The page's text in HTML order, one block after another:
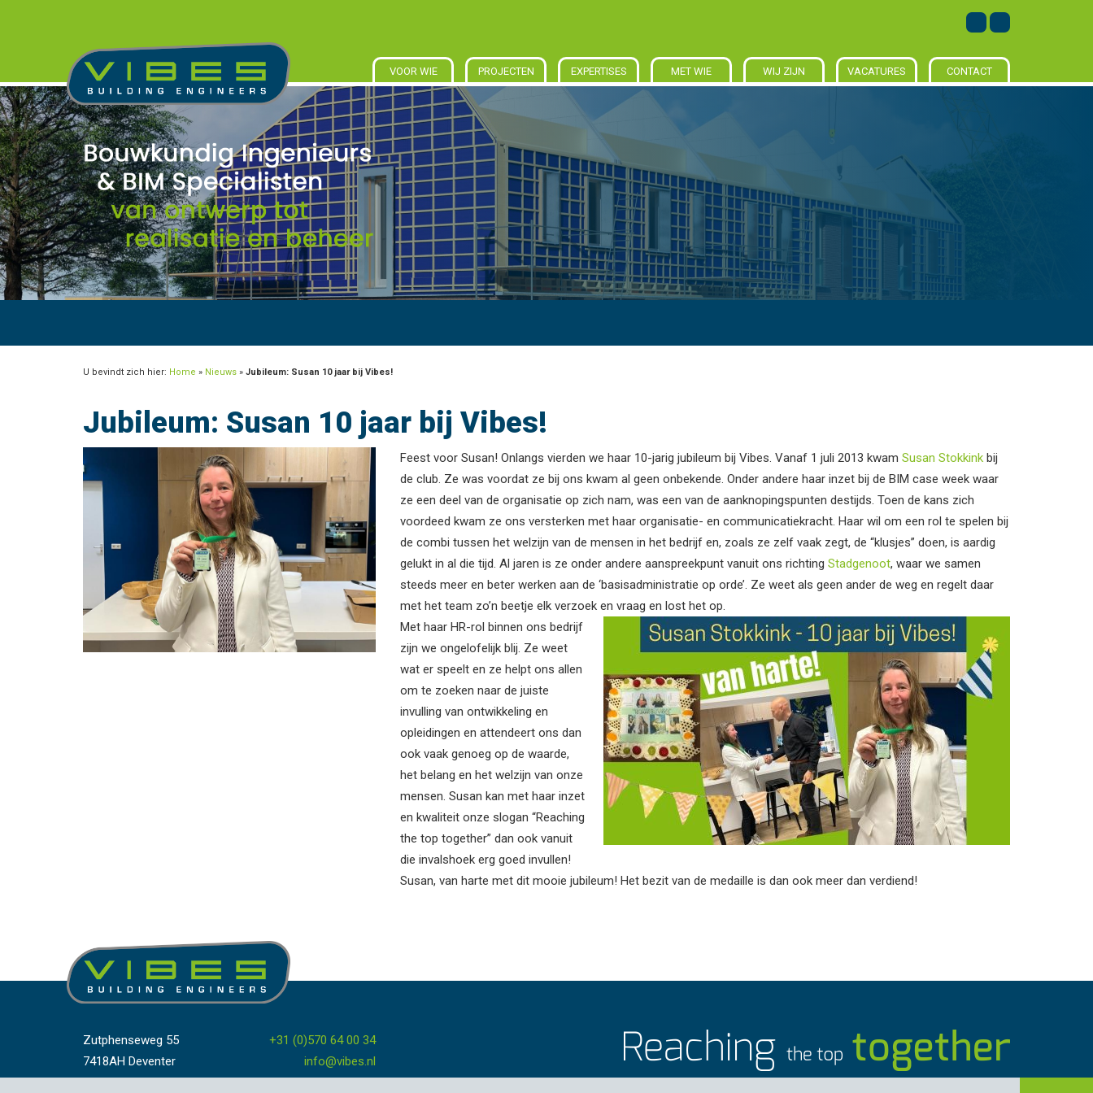
VOOR WIE PROJECTEN EXPERTISES MET WIE WIJ ZIJN VACATURES CONTACT
U bevindt zich hier: Home » Nieuws » Jubileum: Susan 10 jaar bij Vibes!
Jubileum: Susan 10 jaar bij Vibes!
Feest voor Susan! Onlangs vierden we haar 10-jarig jubileum bij Vibes. Vanaf 1 juli 2013 kwam Susan Stokkink bij
de club. Ze was voordat ze bij ons kwam al geen onbekende. Onder andere haar inzet bij de BIM case week waar
ze een deel van de organisatie op zich nam, was een van de aanknopingspunten destijds. Toen de kans zich
voordeed kwam ze ons versterken met haar organisatie- en communicatiekracht. Haar wil om een rol te spelen bij
de combi tussen het welzijn van de mensen in het bedrijf en, zoals ze zelf vaak zegt, de “klusjes” doen, is aardig
gelukt in al die tijd. Al jaren is ze onder andere aanspreekpunt vanuit ons richting Stadgenoot, waar we samen
steeds meer en beter werken aan de ‘basisadministratie op orde’. Ze weet als geen ander de weg en regelt daar
met het team zo’n beetje elk verzoek en vraag en lost het op.
Met haar HR-rol binnen ons bedrijf
zijn we ongelofelijk blij. Ze weet
wat er speelt en ze helpt ons allen
om te zoeken naar de juiste
invulling van ontwikkeling en
opleidingen en attendeert ons dan
ook vaak genoeg op de waarde,
het belang en het welzijn van onze
mensen. Susan kan met haar inzet
en kwaliteit onze slogan “Reaching
the top together” dan ook vanuit
die invalshoek erg goed invullen!
Susan, van harte met dit mooie jubileum! Het bezit van de medaille is dan ook meer dan verdiend!
Zutphenseweg 55
7418AH Deventer
+31 (0)570 64 00 34
info@vibes.nl